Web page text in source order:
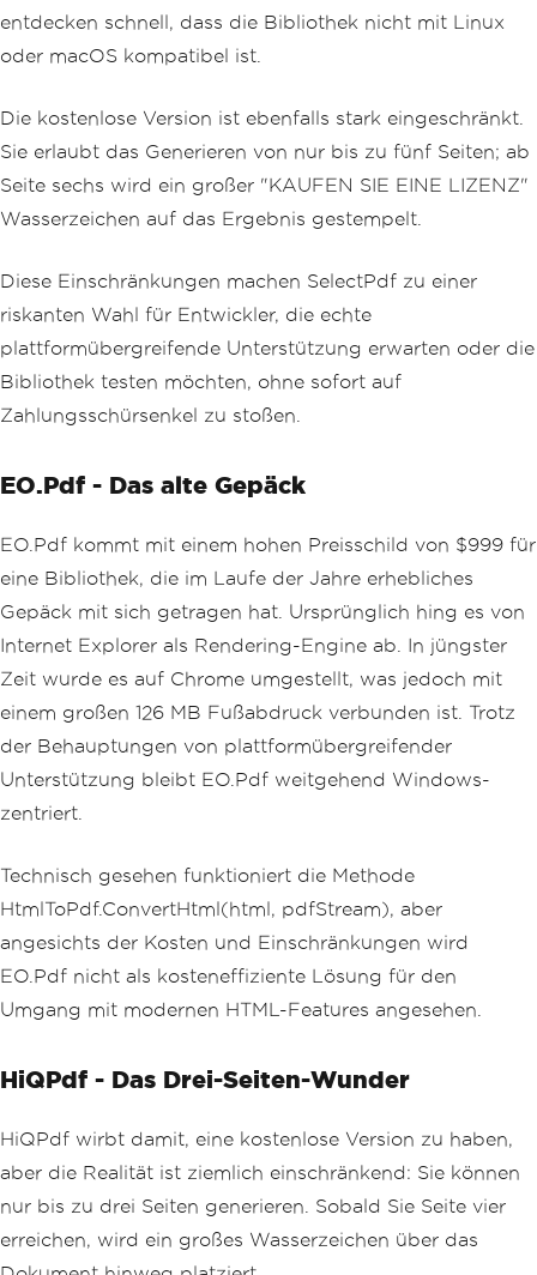
entdecken schnell, dass die Bibliothek nicht mit Linux
oder macOS kompatibel ist.
Die kostenlose Version ist ebenfalls stark eingeschränkt.
Sie erlaubt das Generieren von nur bis zu fünf Seiten; ab
Seite sechs wird ein großer "KAUFEN SIE EINE LIZENZ"
Wasserzeichen auf das Ergebnis gestempelt.
Diese Einschränkungen machen SelectPdf zu einer
riskanten Wahl für Entwickler, die echte
plattformübergreifende Unterstützung erwarten oder die
Bibliothek testen möchten, ohne sofort auf
Zahlungsschürsenkel zu stoßen.
EO.Pdf - Das alte Gepäck
EO.Pdf kommt mit einem hohen Preisschild von $999 für
eine Bibliothek, die im Laufe der Jahre erhebliches
Gepäck mit sich getragen hat. Ursprünglich hing es von
Internet Explorer als Rendering-Engine ab. In jüngster
Zeit wurde es auf Chrome umgestellt, was jedoch mit
einem großen 126 MB Fußabdruck verbunden ist. Trotz
der Behauptungen von plattformübergreifender
Unterstützung bleibt EO.Pdf weitgehend Windows-
zentriert.
Technisch gesehen funktioniert die Methode
HtmlToPdf.ConvertHtml(html, pdfStream), aber
angesichts der Kosten und Einschränkungen wird
EO.Pdf nicht als kosteneffiziente Lösung für den
Umgang mit modernen HTML-Features angesehen.
HiQPdf - Das Drei-Seiten-Wunder
HiQPdf wirbt damit, eine kostenlose Version zu haben,
aber die Realität ist ziemlich einschränkend: Sie können
nur bis zu drei Seiten generieren. Sobald Sie Seite vier
erreichen, wird ein großes Wasserzeichen über das